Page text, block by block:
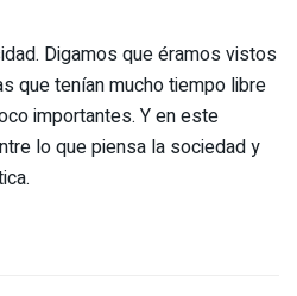
Digamos que éramos vistos
que tenían mucho tiempo libre
importantes. Y en este
lo que piensa la sociedad y